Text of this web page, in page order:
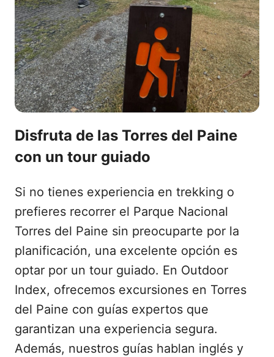
Disfruta de las Torres del Paine
con un tour guiado
Si no tienes experiencia en trekking o
prefieres recorrer el Parque Nacional
Torres del Paine sin preocuparte por la
planificación, una excelente opción es
optar por un tour guiado. En Outdoor
Index, ofrecemos excursiones en Torres
del Paine con guías expertos que
garantizan una experiencia segura.
Además, nuestros guías hablan inglés y